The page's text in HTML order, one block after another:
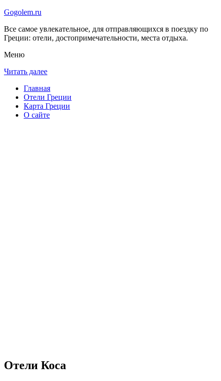
Gogolem.ru
Все самое увлекательное, для отправляющихся в поездку по
Греции: отели, достопримечательности, места отдыха.
Меню
Читать далее
Главная
Отели Греции
Карта Греции
О сайте
Отели Коса